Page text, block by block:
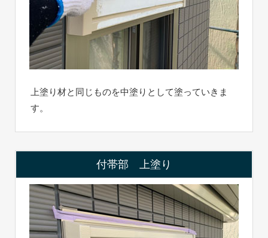
上塗り材と同じものを中塗りとして塗っていきま
す。
付帯部 上塗り